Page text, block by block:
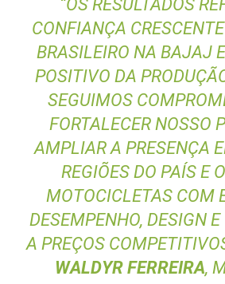
“OS RESULTADOS
CONFIANÇA
BRASILEIRO NA BAJAJ
POSITIVO DA
SEGUIMOS
FORTALECER NOSSO
AMPLIAR A PRESENÇA
REGIÕES DO PAÍS E
MOTOCICLETAS COM
DESEMPENHO, DESIGN
A PREÇOS
WALDYR FERREIRA,